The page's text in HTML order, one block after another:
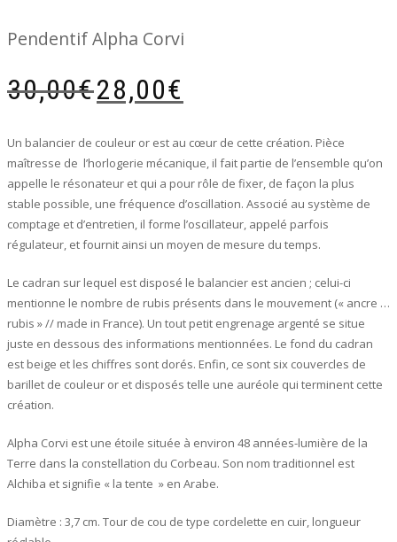
Pendentif Alpha Corvi
30,00€ prix
était :
30,00€.
28,00€
28,00€.
Un balancier de couleur or est au cœur de cette création. Pièce
maîtresse de l’horlogerie mécanique, il fait partie de l’ensemble qu’on
appelle le résonateur et qui a pour rôle de fixer, de façon la plus
stable possible, une fréquence d’oscillation. Associé au système de
comptage et d’entretien, il forme l’oscillateur, appelé parfois
régulateur, et fournit ainsi un moyen de mesure du temps.
Le cadran sur lequel est disposé le balancier est ancien ; celui-ci
mentionne le nombre de rubis présents dans le mouvement (« ancre …
rubis » // made in France). Un tout petit engrenage argenté se situe
juste en dessous des informations mentionnées. Le fond du cadran
est beige et les chiffres sont dorés. Enfin, ce sont six couvercles de
barillet de couleur or et disposés telle une auréole qui terminent cette
création.
Alpha Corvi est une étoile située à environ 48 années-lumière de la
Terre dans la constellation du Corbeau. Son nom traditionnel est
Alchiba et signifie « la tente » en Arabe.
Diamètre : 3,7 cm. Tour de cou de type cordelette en cuir, longueur